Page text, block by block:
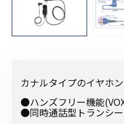
カナルタイプのイヤホン
●ハンズフリー機能
●同時通話型トランシー